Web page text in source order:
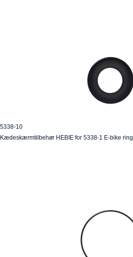
5338-10
Kædeskærmtilbehør HEBIE for 5338-1 E-bike ring